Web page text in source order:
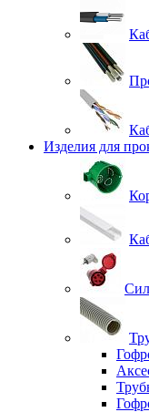
Изделия для